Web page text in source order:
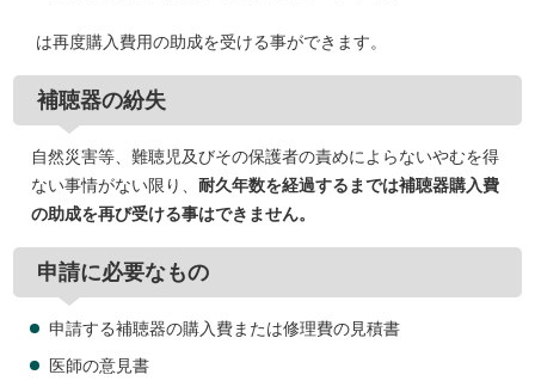
は再度購入費用の助成を受ける事ができます。
補聴器の紛失
自然災害等、難聴児及びその保護者の責めによらないやむを得
ない事情がない限り、 耐久年数を経過するまでは補聴器購入費
の助成を再び受ける事はできません。
申請に必要なもの
申請する補聴器の購入費または修理費の見積書
医師の意見書